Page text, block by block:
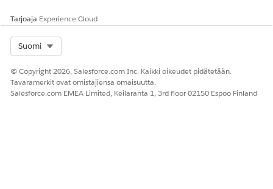
RATKAISIKO TÄMÄ ARTIKKELI ONGELMASI?
Anna palautetta, jotta voimme kehittyä!
Kyllä
Tarjoaja Experience Cloud
Suomi
© Copyright 2026, Salesforce.com Inc. Kaikki oikeudet pidätetään.
Tavaramerkit ovat omistajiensa omaisuutta.
Salesforce.com EMEA Limited, Keilaranta 1, 3rd floor 02150 Espoo Finland